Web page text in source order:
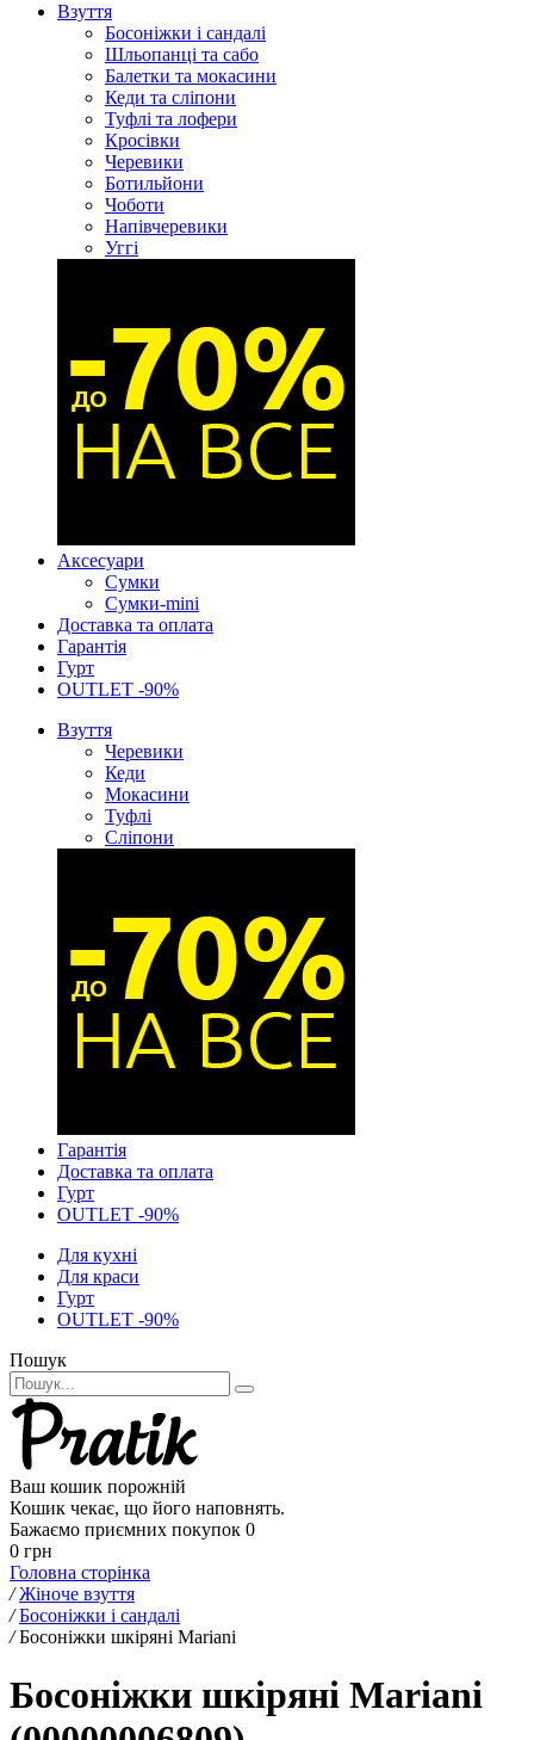
Взуття
Босоніжки і сандалі
Шльопанці та сабо
Балетки та мокасини
Кеди та сліпони
Туфлі та лофери
Кросівки
Черевики
Ботильйони
Чоботи
Напівчеревики
Уггі
Аксесуари
Сумки
Сумки-mini
Доставка та оплата
Гарантія
Гурт
OUTLET -90%
Взуття
Черевики
Кеди
Мокасини
Туфлі
Сліпони
Гарантія
Доставка та оплата
Гурт
OUTLET -90%
Для кухні
Для краси
Гурт
OUTLET -90%
Пошук
Ваш кошик порожній
Кошик чекає, що його наповнять.
Бажаємо приємних покупок 0
0 грн
Головна сторінка
/ Жіноче взуття
/ Босоніжки і сандалі
/ Босоніжки шкіряні Mariani
Босоніжки шкіряні Mariani